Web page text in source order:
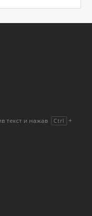
текст и нажав Ctrl +